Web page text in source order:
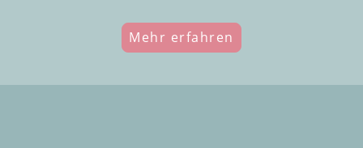
Mehr erfahren